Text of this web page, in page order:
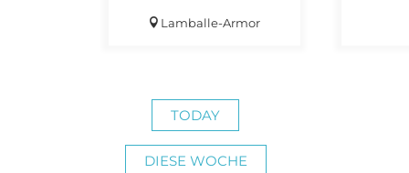
Lamballe-Armor
TODAY
DIESE WOCHE